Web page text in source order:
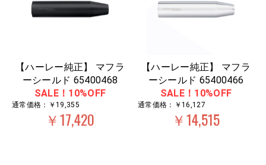
【ハーレー純正】 マフラ
ーシールド 65400468
SALE！10%OFF
通常価格：￥19,355
￥17,420
【ハーレー純正】 マフラ
ーシールド 65400466
SALE！10%OFF
通常価格：￥16,127
￥14,515